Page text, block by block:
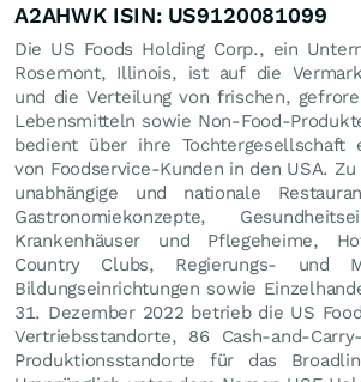
A2AHWK ISIN: US9120081099
Die US Foods Holding Corp., ein
Rosemont, Illinois, ist auf die
und die Verteilung von frischen,
Lebensmitteln sowie Non-Food-
bedient über ihre Tochtergesellschaft
von Foodservice-Kunden in den USA.
unabhängige und nationale
Gastronomiekonzepte,
Krankenhäuser und Pflegeheime,
Country Clubs, Regierungs- und
Bildungseinrichtungen sowie
31. Dezember 2022 betrieb die US
Vertriebsstandorte, 86 Cash-and-
Produktionsstandorte für das